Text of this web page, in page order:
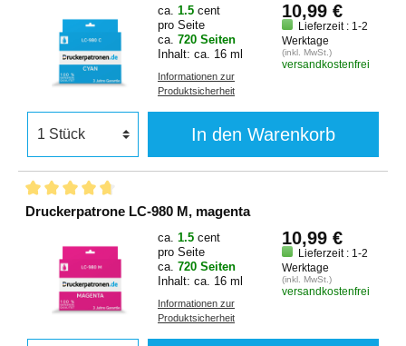
ca. 1.5 cent
pro Seite
ca. 720 Seiten
Inhalt: ca. 16 ml
Informationen zur
Produktsicherheit
10,99 €
Lieferzeit : 1-2
Werktage
(inkl. MwSt.)
versandkostenfrei
In den Warenkorb
Druckerpatrone LC-980 M, magenta
ca. 1.5 cent
pro Seite
ca. 720 Seiten
Inhalt: ca. 16 ml
Informationen zur
Produktsicherheit
10,99 €
Lieferzeit : 1-2
Werktage
(inkl. MwSt.)
versandkostenfrei